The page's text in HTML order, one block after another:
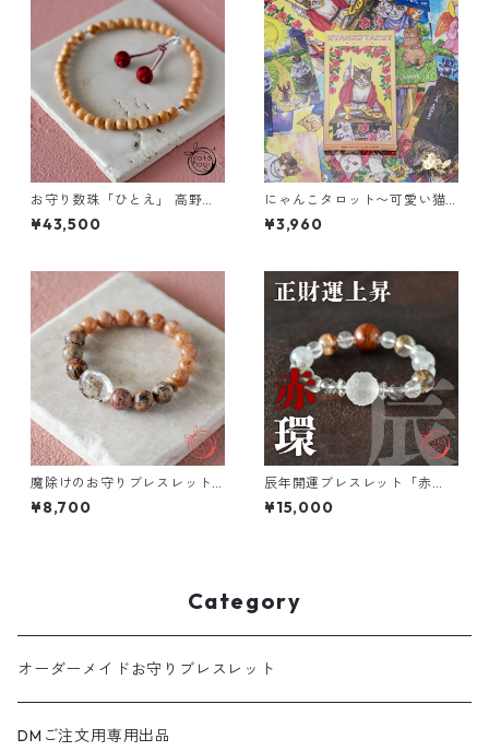
お守り数珠「ひとえ」 高野山
壇上伽藍中門檜 明星【魔除
け・邪気除け・浄化】
¥43,500
にゃんこタロット〜可愛い猫
のイラストが描かれたタロッ
トカード【大アルカナ22枚】
¥3,960
魔除けのお守りブレスレット
「祝り」 ガーデンクォーツ ベ
トナム産桜瑪瑙 レオパードス
¥8,700
辰年開運ブレスレット「赤
環」正財運上昇 お守り ブレス
レット
¥15,000
Category
オーダーメイドお守りブレスレット
DMご注文用専用出品